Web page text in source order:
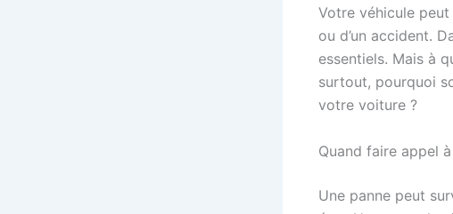
Votre véhicule peut
ou d’un accident.
essentiels. Mais à
surtout, pourquoi
votre voiture ?
Quand faire appel
Une panne peut